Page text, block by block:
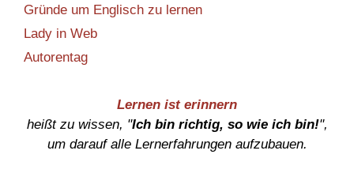
Gründe um Englisch zu lernen
Lady in Web
Autorentag
Lernen ist erinnern
heißt zu wissen, "Ich bin richtig, so wie ich bin!",
um darauf alle Lernerfahrungen aufzubauen.